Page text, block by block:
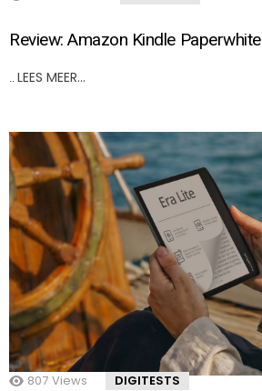
Review: Amazon Kindle Paperwhite
.. LEES MEER…
807 Views DIGITESTS